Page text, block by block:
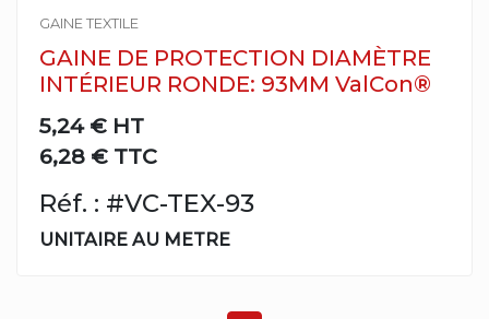
GAINE TEXTILE
GAINE DE PROTECTION DIAMÈTRE
INTÉRIEUR RONDE: 93MM ValCon®
5,24 € HT
6,28 € TTC
Réf. : #VC-TEX-93
UNITAIRE AU METRE